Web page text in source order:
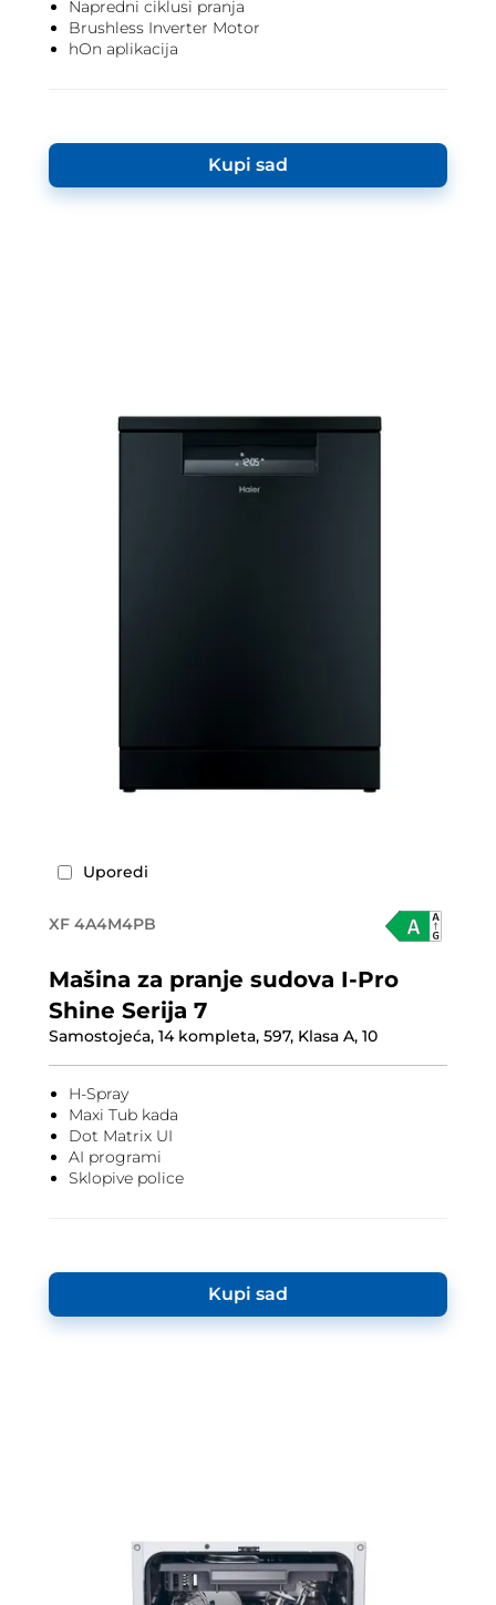
Napredni ciklusi pranja
Brushless Inverter Motor
hOn aplikacija
Kupi sad
Uporedi
XF 4A4M4PB
Mašina za pranje sudova I-Pro
Shine Serija 7
Samostojeća, 14 kompleta, 597, Klasa A, 10
H-Spray
Maxi Tub kada
Dot Matrix UI
AI programi
Sklopive police
Kupi sad